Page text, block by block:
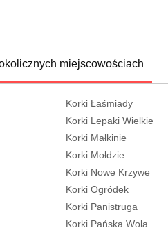
miejscowościach
Korki Łaśmiady
Korki Lepaki Wielkie
Korki Małkinie
Korki Mołdzie
Korki Nowe Krzywe
Korki Ogródek
Korki Panistruga
Korki Pańska Wola